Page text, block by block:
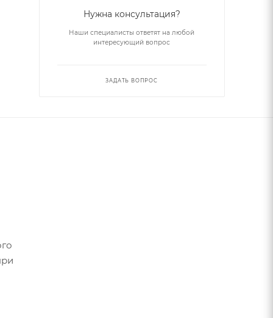
Нужна консультация?
Наши специалисты ответят на любой
интересующий вопрос
ЗАДАТЬ ВОПРОС